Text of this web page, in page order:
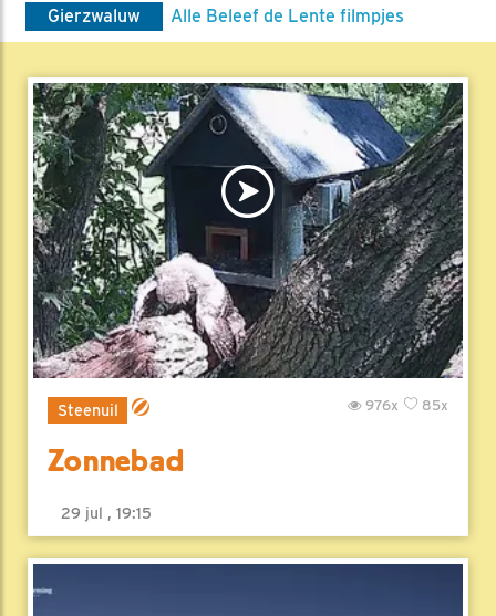
Gierzwaluw Alle Beleef de Lente filmpjes
Steenuil 85x
976x
Zonnebad
29 jul , 19:15